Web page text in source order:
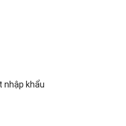
nhập khẩu